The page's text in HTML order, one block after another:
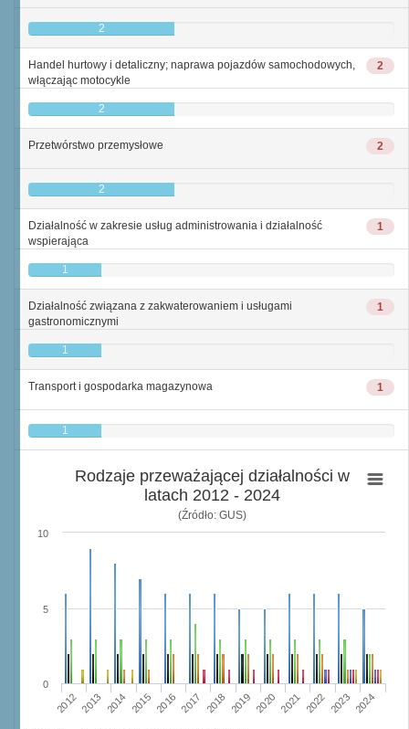
2
2
Handel hurtowy i detaliczny; naprawa pojazdów samochodowych,
włączając motocykle
2
2
Przetwórstwo przemysłowe
2
1
Działalność w zakresie usług administrowania i działalność
wspierająca
1
1
Działalność związana z zakwaterowaniem i usługami
gastronomicznymi
1
1
Transport i gospodarka magazynowa
1
Rodzaje przeważającej działalności w
latach 2012 - 2024
(Źródło: GUS)
2012 2013 2014 2015 2016 2017 2018 2019 2020 2021 2022 2023 2024
0
5
10